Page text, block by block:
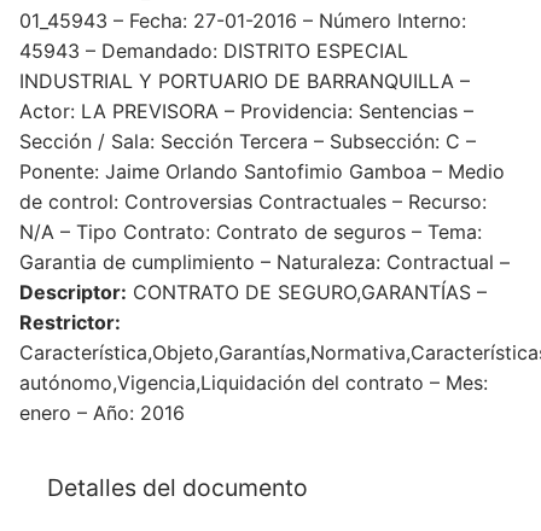
01_45943 – Fecha: 27-01-2016 – Número Interno:
45943 – Demandado: DISTRITO ESPECIAL
INDUSTRIAL Y PORTUARIO DE BARRANQUILLA –
Actor: LA PREVISORA – Providencia: Sentencias –
Sección / Sala: Sección Tercera – Subsección: C –
Ponente: Jaime Orlando Santofimio Gamboa – Medio
de control: Controversias Contractuales – Recurso:
N/A – Tipo Contrato: Contrato de seguros – Tema:
Garantia de cumplimiento – Naturaleza: Contractual –
Descriptor: CONTRATO DE SEGURO,GARANTÍAS –
Restrictor:
autónomo,Vigencia,Liquidación del contrato – Mes:
enero – Año: 2016
Detalles del documento